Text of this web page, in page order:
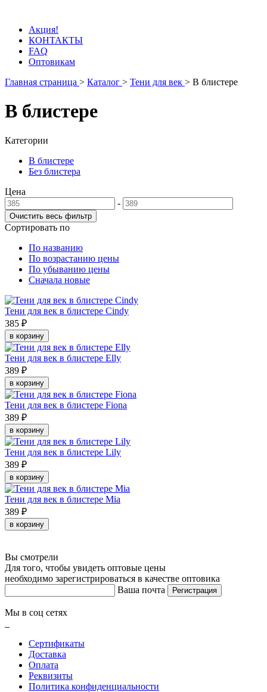
Акция!
КОНТАКТЫ
FAQ
Оптовикам
Главная страница > Каталог > Тени для век > В блистере
В блистере
Категории
В блистере
Без блистера
Цена
-
Сортировать по
По названию
По возрастанию цены
По убыванию цены
Сначала новые
Тени для век в блистере Cindy
385 ₽
в корзину
Тени для век в блистере Elly
389 ₽
в корзину
Тени для век в блистере Fiona
389 ₽
в корзину
Тени для век в блистере Lily
389 ₽
в корзину
Тени для век в блистере Mia
389 ₽
в корзину
Вы смотрели
Для того, чтобы увидеть оптовые цены
необходимо зарегистрироваться в качестве оптовика
Ваша почта
Регистрация
Мы в соц сетях
Сертификаты
Доставка
Оплата
Реквизиты
Политика конфиденциальности